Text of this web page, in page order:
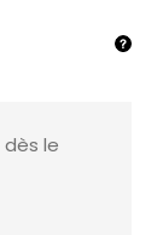
dès le